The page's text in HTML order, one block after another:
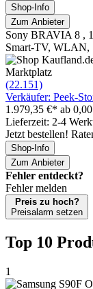
Shop-Info
Zum Anbieter
Sony BRAVIA 8 ,
Smart-TV, WLAN,
Marktplatz
(22.151)
Verkäufer: Peek-
1.979,35 €* ab
Lieferzeit: 2-4
Jetzt bestellen!
Shop-Info
Zum Anbieter
Fehler entdeckt?
Fehler melden
Preis zu hoch?
Preisalarm setzen
Top 10
1